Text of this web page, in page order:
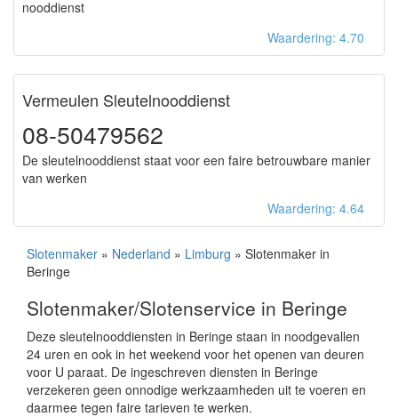
nooddienst
Waardering: 4.70
Vermeulen Sleutelnooddienst
08-50479562
De sleutelnooddienst staat voor een faire betrouwbare manier
van werken
Waardering: 4.64
Slotenmaker » Nederland » Limburg » Slotenmaker in
Beringe
Slotenmaker/Slotenservice in Beringe
Deze sleutelnooddiensten in Beringe staan in noodgevallen
24 uren en ook in het weekend voor het openen van deuren
voor U paraat. De ingeschreven diensten in Beringe
verzekeren geen onnodige werkzaamheden uit te voeren en
daarmee tegen faire tarieven te werken.